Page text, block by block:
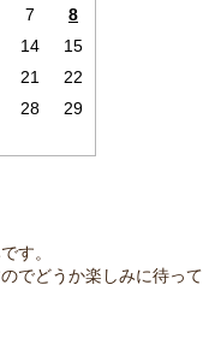
7
8
14
15
21
22
28
29